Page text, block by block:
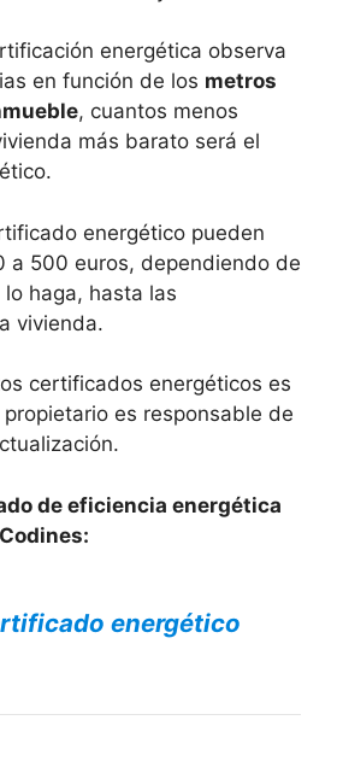
energética observa
en función de los metros
, cuantos menos
más barato será el
energético pueden
a 500 euros, dependiendo de
haga, hasta las
vivienda.
certificados energéticos es
es responsable de
de eficiencia energética
energético